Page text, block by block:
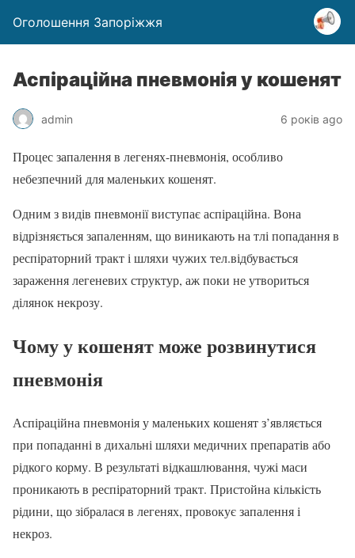
Оголошення Запоріжжя
Аспіраційна пневмонія у кошенят
admin 6 років ago
Процес запалення в легенях-пневмонія, особливо
небезпечний для маленьких кошенят.
Одним з видів пневмонії виступає аспіраційна. Вона
відрізняється запаленням, що виникають на тлі попадання в
респіраторний тракт і шляхи чужих тел.відбувається
зараження легеневих структур, аж поки не утвориться
ділянок некрозу.
Чому у кошенят може розвинутися
пневмонія
Аспіраційна пневмонія у маленьких кошенят з’являється
при попаданні в дихальні шляхи медичних препаратів або
рідкого корму. В результаті відкашлювання, чужі маси
проникають в респіраторний тракт. Пристойна кількість
рідини, що зібралася в легенях, провокує запалення і
некроз.